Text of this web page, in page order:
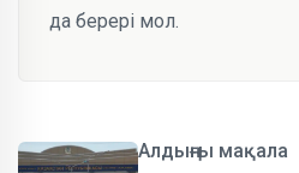
да берері мол.
Алдыңғы мақала